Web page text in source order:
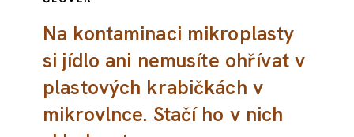
Na kontaminaci mikroplasty
si jídlo ani nemusíte ohřívat v
plastových krabičkách v
mikrovlnce. Stačí ho v nich